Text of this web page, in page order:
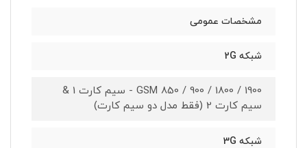
مشخصات عمومی
شبکه 2G
GSM 850 / 900 / 1800 / 1900 - سیم کارت 1 &
سیم کارت 2 (فقط مدل دو سیم کارت)
شبکه 3G